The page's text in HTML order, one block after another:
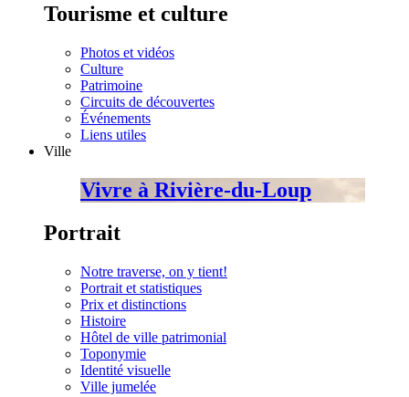
Tourisme et culture
Photos et vidéos
Culture
Patrimoine
Circuits de découvertes
Événements
Liens utiles
Ville
Vivre à Rivière-du-Loup
Portrait
Notre traverse, on y tient!
Portrait et statistiques
Prix et distinctions
Histoire
Hôtel de ville patrimonial
Toponymie
Identité visuelle
Ville jumelée